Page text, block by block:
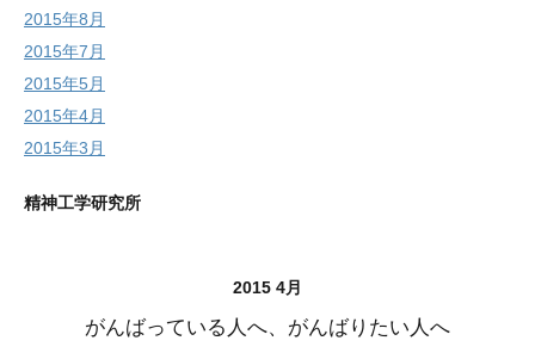
2015年8月
2015年7月
2015年5月
2015年4月
2015年3月
精神工学研究所
2015 4月
がんばっている人へ、がんばりたい人へ